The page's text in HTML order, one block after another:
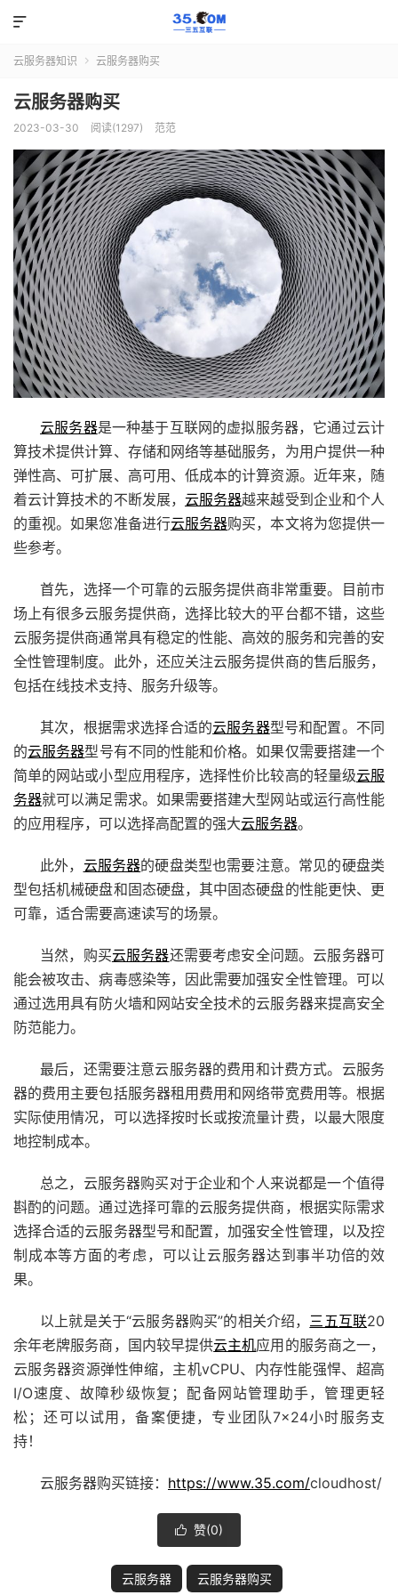

云服务器知识  云服务器购买
云服务器购买
2023-03-30 阅读(1297) 范范
云服务器是一种基于互联网的虚拟服务器，它通过云计
算技术提供计算、存储和网络等基础服务，为用户提供一种
弹性高、可扩展、高可用、低成本的计算资源。近年来，随
着云计算技术的不断发展， 云服务器越来越受到企业和个人
的重视。如果您准备进行云服务器购买，本文将为您提供一
些参考。
首先，选择一个可靠的云服务提供商非常重要。目前市
场上有很多云服务提供商，选择比较大的平台都不错，这些
云服务提供商通常具有稳定的性能、高效的服务和完善的安
全性管理制度。此外，还应关注云服务提供商的售后服务，
包括在线技术支持、服务升级等。
其次，根据需求选择合适的云服务器型号和配置。不同
的云服务器型号有不同的性能和价格。如果仅需要搭建一个
简单的网站或小型应用程序，选择性价比较高的轻量级云服
务器就可以满足需求。如果需要搭建大型网站或运行高性能
的应用程序，可以选择高配置的强大云服务器。
此外， 云服务器的硬盘类型也需要注意。常见的硬盘类
型包括机械硬盘和固态硬盘，其中固态硬盘的性能更快、更
可靠，适合需要高速读写的场景。
当然，购买云服务器还需要考虑安全问题。云服务器可
能会被攻击、病毒感染等，因此需要加强安全性管理。可以
通过选用具有防火墙和网站安全技术的云服务器来提高安全
防范能力。
最后，还需要注意云服务器的费用和计费方式。云服务
器的费用主要包括服务器租用费用和网络带宽费用等。根据
实际使用情况，可以选择按时长或按流量计费，以最大限度
地控制成本。
总之，云服务器购买对于企业和个人来说都是一个值得
斟酌的问题。通过选择可靠的云服务提供商，根据实际需求
选择合适的云服务器型号和配置，加强安全性管理，以及控
制成本等方面的考虑，可以让云服务器达到事半功倍的效
果。
以上就是关于“云服务器购买”的相关介绍， 三五互联20
余年老牌服务商，国内较早提供云主机应用的服务商之一，
云服务器资源弹性伸缩，主机vCPU、内存性能强悍、超高
I/O速度、故障秒级恢复；配备网站管理助手，管理更轻
松；还可以试用，备案便捷，专业团队7×24小时服务支
持！
云服务器购买链接： https://www.35.com/cloudhost/
 赞(0)
云服务器 云服务器购买